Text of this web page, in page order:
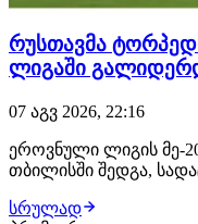
რუსთავმა
ლიგაში
07 აგვ 2026, 22:16
ეროვნული ლიგის მე-
თბილისში შედგა,
წუთზე რუსთაველები
სრულად